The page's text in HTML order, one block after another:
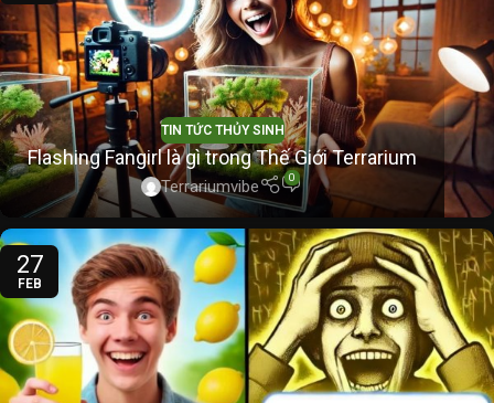
TIN TỨC THỦY SINH
Flashing Fangirl là gì trong Thế Giới Terrarium
Terrariumvibe 0
27
FEB